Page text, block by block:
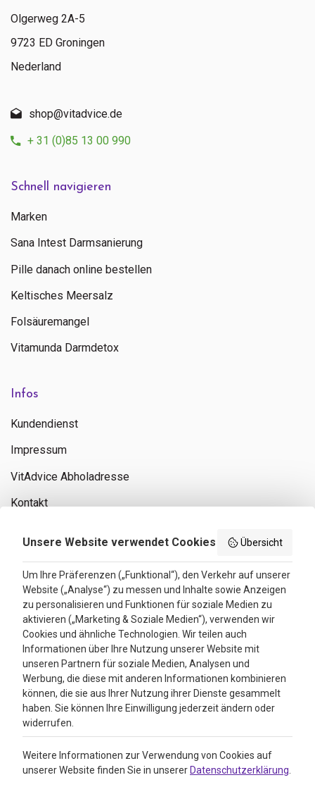
Schnell navigieren
Marken
Sana Intest Darmsanierung
Pille danach online bestellen
Keltisches Meersalz
Folsäuremangel
Vitamunda Darmdetox
Infos
Kundendienst
Impressum
VitAdvice Abholadresse
Kontakt
Bewertungen
4.3
Google Reviews
Olgerweg 2A-5
9723 ED Groningen
Nederland
shop@vitadvice.de
+ 31 (0)85 13 00 990
Unsere Website verwendet Cookies Übersicht
Um Ihre Präferenzen („Funktional“), den Verkehr auf unserer
Website („Analyse“) zu messen und Inhalte sowie Anzeigen
zu personalisieren und Funktionen für soziale Medien zu
aktivieren („Marketing & Soziale Medien“), verwenden wir
Cookies und ähnliche Technologien. Wir teilen auch
Informationen über Ihre Nutzung unserer Website mit
unseren Partnern für soziale Medien, Analysen und
Werbung, die diese mit anderen Informationen kombinieren
können, die sie aus Ihrer Nutzung ihrer Dienste gesammelt
haben. Sie können Ihre Einwilligung jederzeit ändern oder
widerrufen.
Weitere Informationen zur Verwendung von Cookies auf
unserer Website finden Sie in unserer Datenschutzerklärung